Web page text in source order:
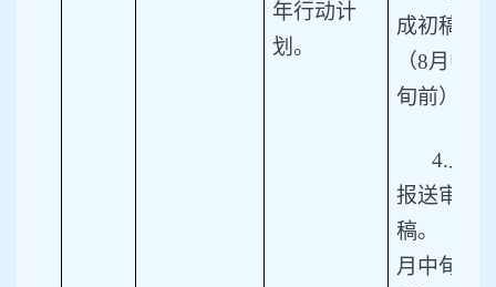
年行动计
划。
成初稿。
（8月中
旬前）
4.上
报送审
稿。（10
月中旬